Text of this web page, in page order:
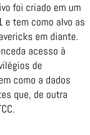
foi criado em um
e tem como alvo as
em diante.
acesso à
de
como a dados
que, de outra